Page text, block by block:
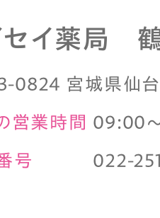
セイ薬局
0824 宮城県仙台
営業時間 09:00
号 022-